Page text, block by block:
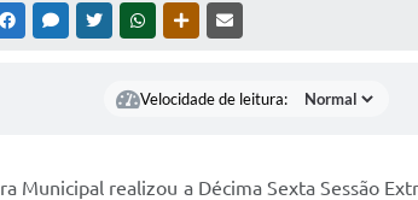
FACEBOOKMESSENGER
TWITTERWHATSAPPOUTRAS MÍDIAS
Velocidade de leitura:
Municipal realizou a Décima Sexta Sessão